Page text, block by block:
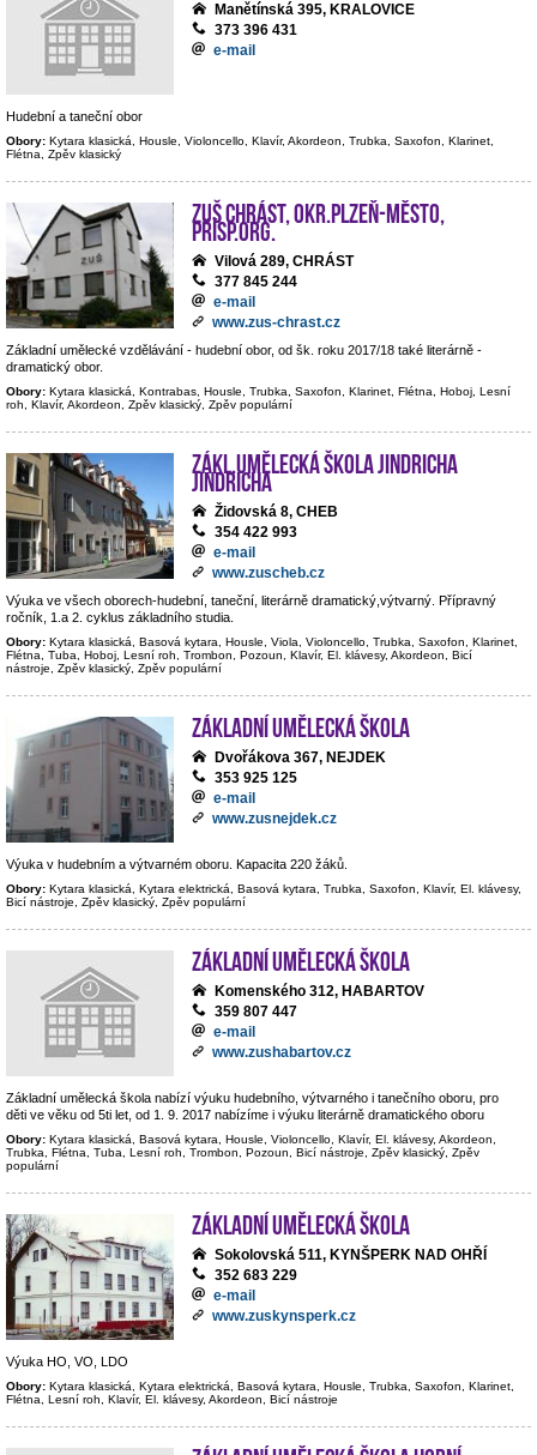
Manětínská 395, KRALOVICE
373 396 431
e-mail
Hudební a taneční obor
Obory: Kytara klasická, Housle, Violoncello, Klavír, Akordeon, Trubka, Saxofon, Klarinet,
Flétna, Zpěv klasický
ZUŠ Chrást, okr.Plzeň-město,
přísp.org.
Vilová 289, CHRÁST
377 845 244
e-mail
www.zus-chrast.cz
Základní umělecké vzdělávání - hudební obor, od šk. roku 2017/18 také literárně -
dramatický obor.
Obory: Kytara klasická, Kontrabas, Housle, Trubka, Saxofon, Klarinet, Flétna, Hoboj, Lesní
roh, Klavír, Akordeon, Zpěv klasický, Zpěv populární
Zákl.umělecká škola Jindricha
Jindricha
Židovská 8, CHEB
354 422 993
e-mail
www.zuscheb.cz
Výuka ve všech oborech-hudební, taneční, literárně dramatický,výtvarný. Přípravný
ročník, 1.a 2. cyklus základního studia.
Obory: Kytara klasická, Basová kytara, Housle, Viola, Violoncello, Trubka, Saxofon, Klarinet,
Flétna, Tuba, Hoboj, Lesní roh, Trombon, Pozoun, Klavír, El. klávesy, Akordeon, Bicí
nástroje, Zpěv klasický, Zpěv populární
Základní umělecká škola
Dvořákova 367, NEJDEK
353 925 125
e-mail
www.zusnejdek.cz
Výuka v hudebním a výtvarném oboru. Kapacita 220 žáků.
Obory: Kytara klasická, Kytara elektrická, Basová kytara, Trubka, Saxofon, Klavír, El. klávesy,
Bicí nástroje, Zpěv klasický, Zpěv populární
Základní umělecká škola
Komenského 312, HABARTOV
359 807 447
e-mail
www.zushabartov.cz
Základní umělecká škola nabízí výuku hudebního, výtvarného i tanečního oboru, pro
děti ve věku od 5ti let, od 1. 9. 2017 nabízíme i výuku literárně dramatického oboru
Obory: Kytara klasická, Basová kytara, Housle, Violoncello, Klavír, El. klávesy, Akordeon,
Trubka, Flétna, Tuba, Lesní roh, Trombon, Pozoun, Bicí nástroje, Zpěv klasický, Zpěv
populární
Základní umělecká škola
Sokolovská 511, KYNŠPERK NAD OHŘÍ
352 683 229
e-mail
www.zuskynsperk.cz
Výuka HO, VO, LDO
Obory: Kytara klasická, Kytara elektrická, Basová kytara, Housle, Trubka, Saxofon, Klarinet,
Flétna, Lesní roh, Klavír, El. klávesy, Akordeon, Bicí nástroje